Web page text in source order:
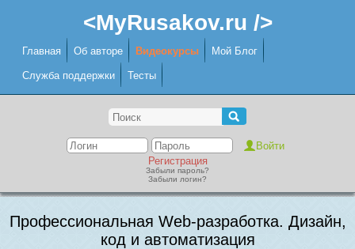
<MyRusakov.ru />
Главная Об авторе Видеокурсы Мой Блог
Служба поддержки Тесты
Регистрация
Забыли пароль?
Забыли логин?
Профессиональная Web-разработка. Дизайн,
код и автоматизация